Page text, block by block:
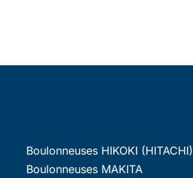
Boulonneuses HIKOKI (HITACHI)
Boulonneuses MAKITA